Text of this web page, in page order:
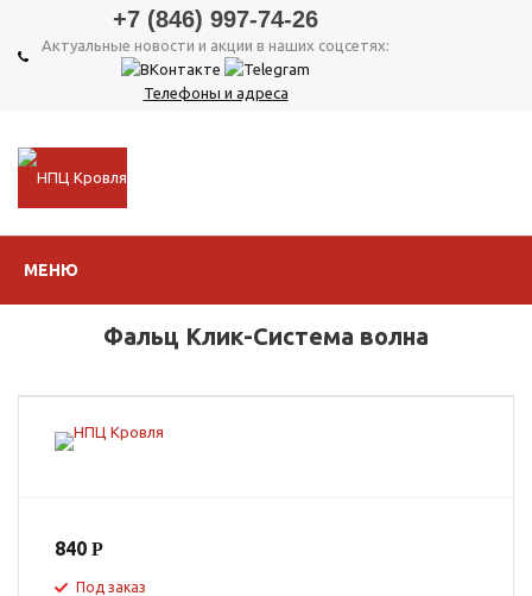
+7 (846) 997-74-26
Актуальные новости и акции в наших соцсетях:
Телефоны и адреса
МЕНЮ
Фальц Клик-Система волна
840
Под заказ